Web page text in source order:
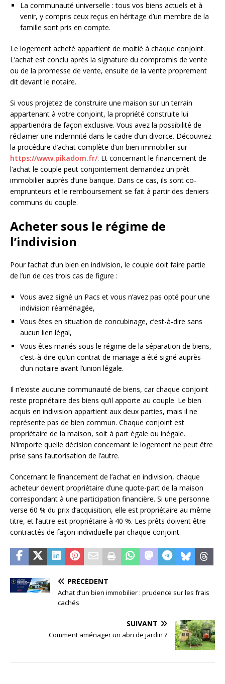
La communauté universelle : tous vos biens actuels et à
venir, y compris ceux reçus en héritage d’un membre de la
famille sont pris en compte.
Le logement acheté appartient de moitié à chaque conjoint.
L’achat est conclu après la signature du compromis de vente
ou de la promesse de vente, ensuite de la vente proprement
dit devant le notaire.
Si vous projetez de construire une maison sur un terrain
appartenant à votre conjoint, la propriété construite lui
appartiendra de façon exclusive. Vous avez la possibilité de
réclamer une indemnité dans le cadre d’un divorce. Découvrez
la procédure d’achat complète d’un bien immobilier sur
https://www.pikadom.fr/. Et concernant le financement de
l’achat le couple peut conjointement demandez un prêt
immobilier auprès d’une banque. Dans ce cas, ils sont co-
emprunteurs et le remboursement se fait à partir des deniers
communs du couple.
Acheter sous le régime de
l’indivision
Pour l’achat d’un bien en indivision, le couple doit faire partie
de l’un de ces trois cas de figure :
Vous avez signé un Pacs et vous n’avez pas opté pour une
indivision réaménagée,
Vous êtes en situation de concubinage, c’est-à-dire sans
aucun lien légal,
Vous êtes mariés sous le régime de la séparation de biens,
c’est-à-dire qu’un contrat de mariage a été signé auprès
d’un notaire avant l’union légale.
Il n’existe aucune communauté de biens, car chaque conjoint
reste propriétaire des biens qu’il apporte au couple. Le bien
acquis en indivision appartient aux deux parties, mais il ne
représente pas de bien commun. Chaque conjoint est
propriétaire de la maison, soit à part égale ou inégale.
N’importe quelle décision concernant le logement ne peut être
prise sans l’autorisation de l’autre.
Concernant le financement de l’achat en indivision, chaque
acheteur devient propriétaire d’une quote-part de la maison
correspondant à une participation financière. Si une personne
verse 60 % du prix d’acquisition, elle est propriétaire au même
titre, et l’autre est propriétaire à 40 %. Les prêts doivent être
contractés de façon individuelle par chaque conjoint.
PRÉCÉDENT
Achat d’un bien immobilier : prudence sur les frais
cachés
SUIVANT
Comment aménager un abri de jardin ?